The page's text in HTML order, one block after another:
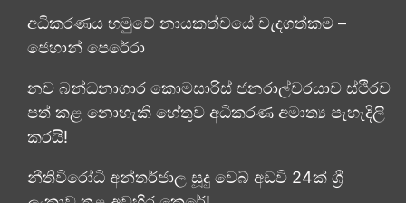
අධිකරණය හමුවේ නායකත්වයේ වැදගත්කම –
ජෙහාන් පෙරේරා
නව බන්ධනාගාර කොමසාරිස් ජනරාල්වරයාව ස්ථිරව
පත් කළ නොහැකි හේතුව අධිකරණ අමාත්‍ය පැහැදිලි
කරයි!
නීතිවිරෝධී අන්තර්ජාල සූදු වෙබ් අඩවි 24ක් ශ්‍රී